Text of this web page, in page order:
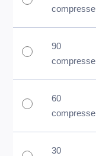
compresse
90
compresse
60
compresse
30